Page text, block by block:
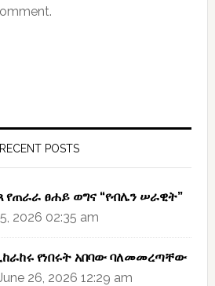
RECENT POSTS
የጠራራ ፀሐይ ወግና “የብሌን ሠራዊት”
2026 02:35 am
የነበሩት አበባው ባለመመረጣቸው
26, 2026 12:29 am